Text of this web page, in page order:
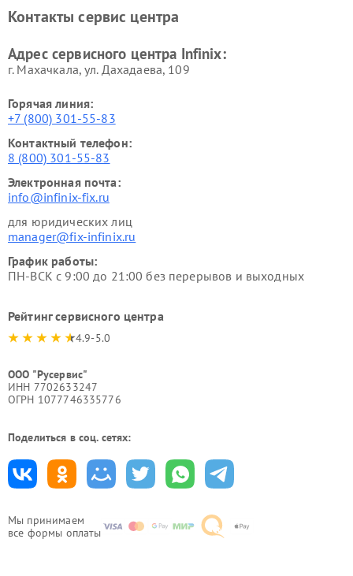
Мы принимаем
все формы оплаты
Контакты сервис центра
Адрес сервисного центра Infinix:
г. Махачкала, ул. Дахадаева, 109
Горячая линия:
+7 (800) 301-55-83
Контактный телефон:
8 (800) 301-55-83
Электронная почта:
info@infinix-fix.ru
для юридических лиц
manager@fix-infinix.ru
График работы:
ПН-ВСК с 9:00 до 21:00 без перерывов и выходных
Рейтинг сервисного центра
4.9-5.0
ООО "Русервис"
ИНН 7702633247
ОГРН 1077746335776
Поделиться в соц. сетях: